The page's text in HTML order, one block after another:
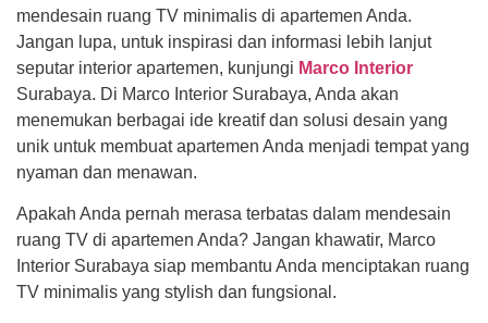
mendesain ruang TV minimalis di apartemen Anda.
Jangan lupa, untuk inspirasi dan informasi lebih lanjut
seputar interior apartemen, kunjungi Marco Interior
Surabaya. Di Marco Interior Surabaya, Anda akan
menemukan berbagai ide kreatif dan solusi desain yang
unik untuk membuat apartemen Anda menjadi tempat yang
nyaman dan menawan.
Apakah Anda pernah merasa terbatas dalam mendesain
ruang TV di apartemen Anda? Jangan khawatir, Marco
Interior Surabaya siap membantu Anda menciptakan ruang
TV minimalis yang stylish dan fungsional.